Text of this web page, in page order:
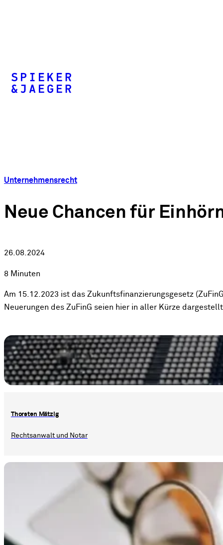
Unternehmensrecht
Neue Chancen für
26.08.2024
8 Minuten
Am 15.12.2023 ist das Zukunftsfinanzierungsgesetz
Neuerungen des ZuFinG seien hier in aller Kürze
Thorsten Mätzig
Rechtsanwalt und Notar